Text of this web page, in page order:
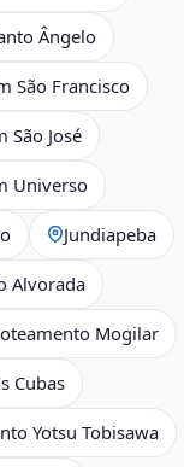
Ângelo
São Francisco
São José
Universo
Jundiapeba
Alvorada
Mogilar
Cubas
Yotsu Tobisawa